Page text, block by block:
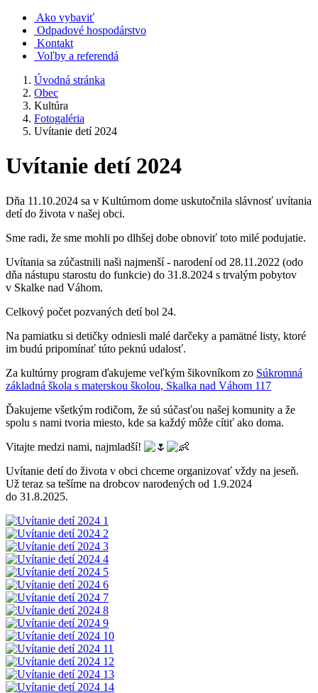
Ako vybaviť
Odpadové hospodárstvo
Kontakt
Voľby a referendá
Úvodná stránka
Obec
Kultúra
Fotogaléria
Uvítanie detí 2024
Uvítanie detí 2024
Dňa 11.10.2024 sa v Kultúrnom dome uskutočnila slávnosť uvítania
detí do života v našej obci.
Sme radi, že sme mohli po dlhšej dobe obnoviť toto milé podujatie.
Uvítania sa zúčastnili naši najmenší - narodení od 28.11.2022 (odo
dňa nástupu starostu do funkcie) do 31.8.2024 s trvalým pobytov
v Skalke nad Váhom.
Celkový počet pozvaných detí bol 24.
Na pamiatku si detičky odniesli malé darčeky a pamätné listy, ktoré
im budú pripomínať túto peknú udalosť.
Za kultúrny program ďakujeme veľkým šikovníkom zo Súkromná
základná škola s materskou školou, Skalka nad Váhom 117
Ďakujeme všetkým rodičom, že sú súčasťou našej komunity a že
spolu s nami tvoria miesto, kde sa každý môže cítiť ako doma.
Vitajte medzi nami, najmladší!
Uvítanie detí do života v obci chceme organizovať vždy na jeseň.
Už teraz sa tešíme na drobcov narodených od 1.9.2024
do 31.8.2025.